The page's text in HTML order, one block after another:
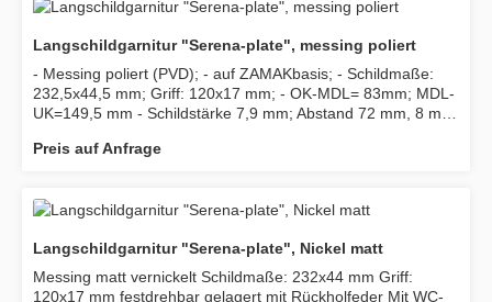
Langschildgarnitur "Serena-plate", messing poliert
- Messing poliert (PVD); - auf ZAMAKbasis; - Schildmaße:
232,5x44,5 mm; Griff: 120x17 mm; - OK-MDL= 83mm; MDL-
UK=149,5 mm - Schildstärke 7,9 mm; Abstand 72 mm, 8 mm
Schildoberflächen dürfen nur mit klarem Wasser u.
Schildmaße: 232 x 44 mm Griff: 120 x 17 mm Vierkant: 8
Preis auf Anfrage
Langschildgarnitur "Serena-plate", Nickel matt
Messing matt vernickelt Schildmaße: 232x44 mm Griff:
120x17 mm festdrehbar gelagert mit Rückholfeder Mit WC-